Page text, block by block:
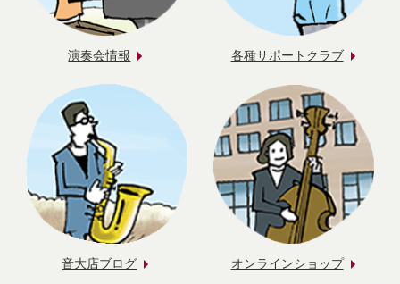
演奏会情報 各種サポートクラブ
音大店ブログ オンラインショップ